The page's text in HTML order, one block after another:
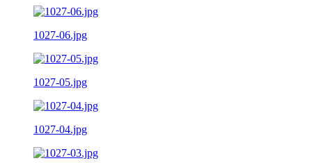
1027-06.jpg
1027-05.jpg
1027-04.jpg